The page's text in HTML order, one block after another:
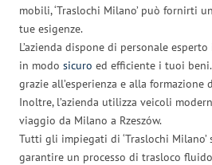
mobili, ‘Traslochi Milano’ può fornirti
tue esigenze.
L’azienda dispone di personale
in modo sicuro ed efficiente i tuoi
grazie all’esperienza e alla
Inoltre, l’azienda utilizza veicoli
viaggio da Milano a Rzeszów.
Tutti gli impiegati di ‘Traslochi
garantire un processo di trasloco